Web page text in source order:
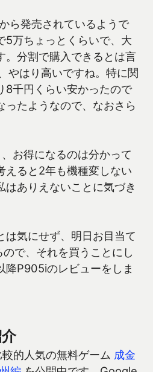
ら発売されているようで
5万ちょっとくらいで、大
。分割で購入できるとは言
やはり高いですね。特に関
8千円くらい安かったので
ったようなので、なおさら
お得になるのは分かって
えると2年も機種変しない
はありえないことに気づき
は気にせず、明日お目当て
で、それを買うことにし
降P905iのレビューをしま
的人気の無料ゲーム 成金